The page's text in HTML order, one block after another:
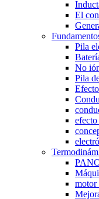
El
Pila
No
Pila
motor